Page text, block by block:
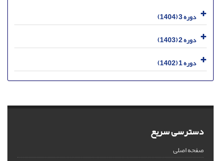
دوره 3 (1404)
دوره 2 (1403)
دوره 1 (1402)
دسترسی سریع
صفحه اصلی